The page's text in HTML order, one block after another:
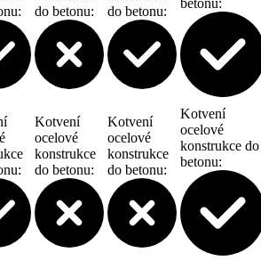
:
do betonu:
do betonu:
:
Kotvení
ocelové
konstrukce
do betonu:
Kotvení
ocelové
konstrukce
do betonu:
Kotvení
ocelové
konstrukce do
betonu: